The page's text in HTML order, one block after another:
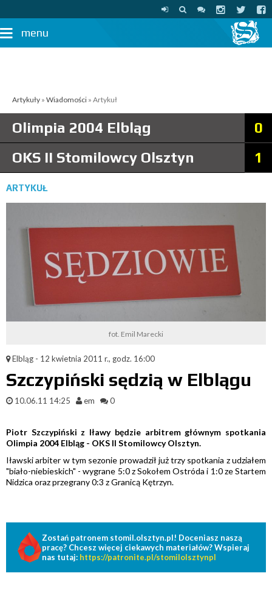
menu
Artykuły » Wiadomości » Artykuł
Olimpia 2004 Elbląg
0
OKS II Stomilowcy Olsztyn
1
ARTYKUŁ
fot. Emil Marecki
Elbląg - 12 kwietnia 2011 r., godz. 16:00
Szczypiński sędzią w Elblągu
10.06.11 14:25 em 0
Piotr Szczypiński z Iławy będzie arbitrem głównym spotkania
Olimpia 2004 Elbląg - OKS II Stomilowcy Olsztyn.
Iławski arbiter w tym sezonie prowadził już trzy spotkania z udziałem
"biało-niebieskich" - wygrane 5:0 z Sokołem Ostróda i 1:0 ze Startem
Nidzica oraz przegrany 0:3 z Granicą Kętrzyn.
Zostań patronem stomil.olsztyn.pl! Doceniasz naszą
pracę? Chcesz więcej ciekawych materiałów? Wspieraj
nas tutaj: https://patronite.pl/stomilolsztynpl